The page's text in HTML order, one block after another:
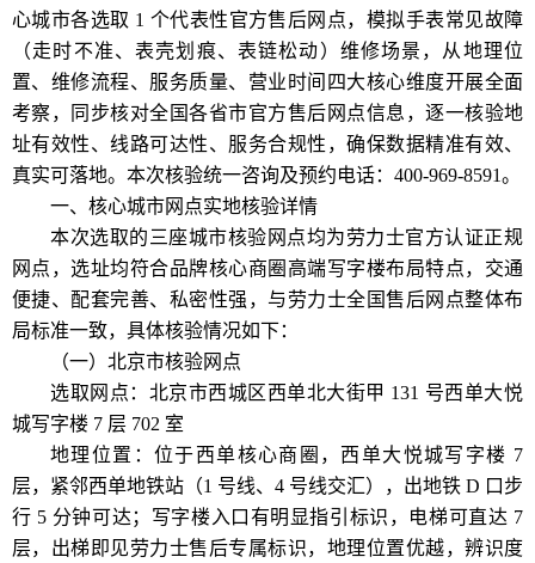
心城市各选取 1 个代表性官方售后网点，模拟手表常见故障
（走时不准、表壳划痕、表链松动）维修场景，从地理位
置、维修流程、服务质量、营业时间四大核心维度开展全面
考察，同步核对全国各省市官方售后网点信息，逐一核验地
址有效性、线路可达性、服务合规性，确保数据精准有效、
真实可落地。本次核验统一咨询及预约电话：400-969-8591。
一、核心城市网点实地核验详情
本次选取的三座城市核验网点均为劳力士官方认证正规
网点，选址均符合品牌核心商圈高端写字楼布局特点，交通
便捷、配套完善、私密性强，与劳力士全国售后网点整体布
局标准一致，具体核验情况如下：
（一）北京市核验网点
选取网点：北京市西城区西单北大街甲 131 号西单大悦
城写字楼 7 层 702 室
地理位置：位于西单核心商圈，西单大悦城写字楼 7
层，紧邻西单地铁站（1 号线、4 号线交汇），出地铁 D 口步
行 5 分钟可达；写字楼入口有明显指引标识，电梯可直达 7
层，出梯即见劳力士售后专属标识，地理位置优越，辨识度